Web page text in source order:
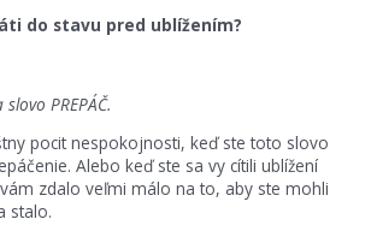
do stavu pred ublížením?
PREPÁČ.
pocit nespokojnosti, keď ste toto slovo
Alebo keď ste sa vy cítili ublížení
zdalo veľmi málo na to, aby ste mohli
stalo.